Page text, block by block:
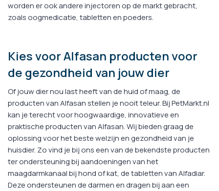
worden er ook andere injectoren op de markt gebracht,
zoals oogmedicatie, tabletten en poeders.
Kies voor Alfasan producten voor
de gezondheid van jouw dier
Of jouw dier nou last heeft van de huid of maag, de
producten van Alfasan stellen je nooit teleur. Bij PetMarkt.nl
kan je terecht voor hoogwaardige, innovatieve en
praktische producten van Alfasan. Wij bieden graag de
oplossing voor het beste welzijn en gezondheid van je
huisdier. Zo vind je bij ons een van de bekendste producten
ter ondersteuning bij aandoeningen van het
maagdarmkanaal bij hond of kat, de tabletten van Alfadiar.
Deze ondersteunen de darmen en dragen bij aan een